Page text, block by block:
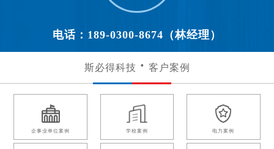
电话：189-0300-8674（林经理）
斯必得科技 客户案例
企事业单位案例 学校案例 电力案例